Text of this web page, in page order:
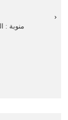
منوبة :